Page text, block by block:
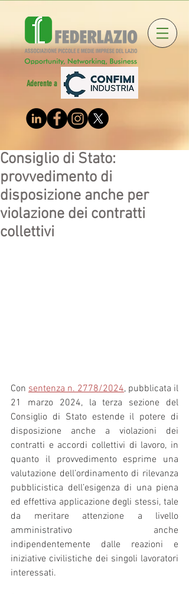
Aderente a
Consiglio di Stato:
provvedimento di
disposizione anche per
violazione dei contratti
collettivi
Con sentenza n. 2778/2024, pubblicata il
21 marzo 2024, la terza sezione del
Consiglio di Stato estende il potere di
disposizione anche a violazioni dei
contratti e accordi collettivi di lavoro, in
quanto il provvedimento esprime una
valutazione dell’ordinamento di rilevanza
pubblicistica dell’esigenza di una piena
ed effettiva applicazione degli stessi, tale
da meritare attenzione a livello
amministrativo anche
indipendentemente dalle reazioni e
iniziative civilistiche dei singoli lavoratori
interessati.